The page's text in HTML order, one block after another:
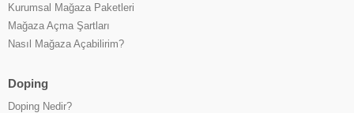
Kurumsal Mağaza Paketleri
Mağaza Açma Şartları
Nasıl Mağaza Açabilirim?
Doping
Doping Nedir?